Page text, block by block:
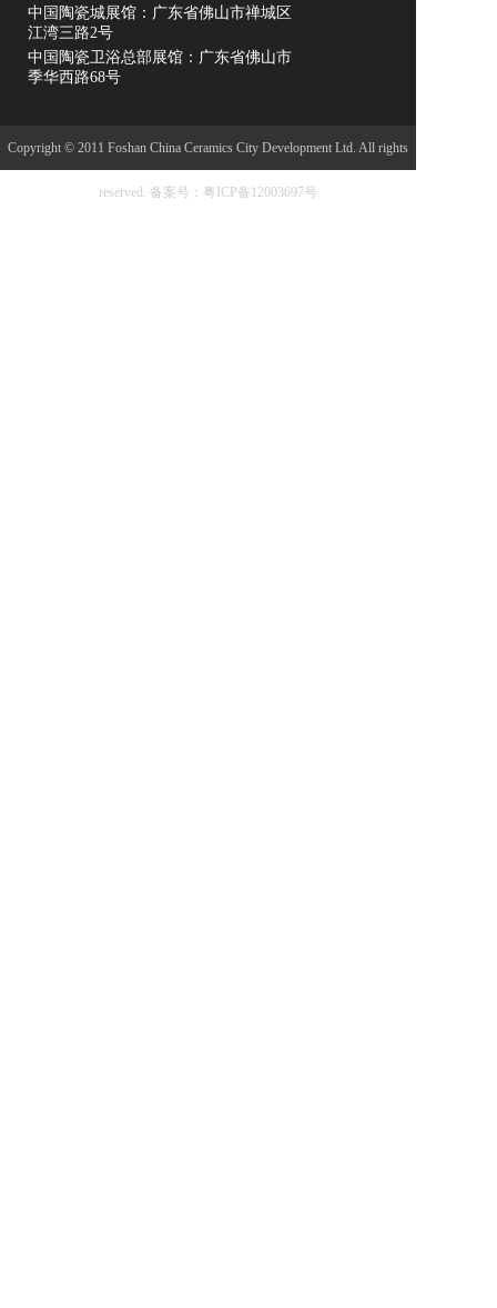
中国陶瓷城展馆：广东省佛山市禅城区
江湾三路2号
中国陶瓷卫浴总部展馆：广东省佛山市
季华西路68号
Copyright © 2011 Foshan China Ceramics City Development Ltd. All rights
reserved. 备案号：粤ICP备12003697号